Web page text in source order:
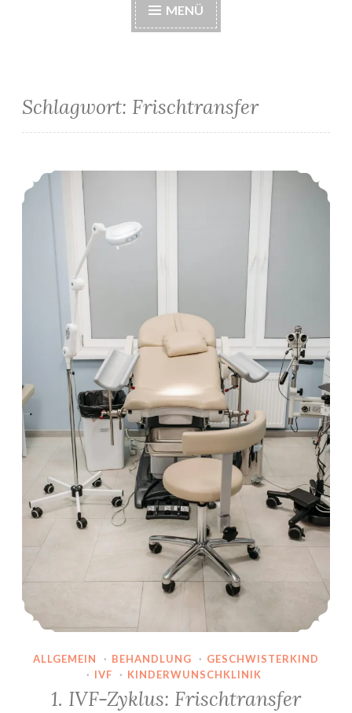
MENÜ
Schlagwort: Frischtransfer
1. IVF-Zyklus: Frischtransfer
ALLGEMEIN · BEHANDLUNG · GESCHWISTERKIND
· IVF · KINDERWUNSCHKLINIK
1. IVF-Zyklus: Frischtransfer